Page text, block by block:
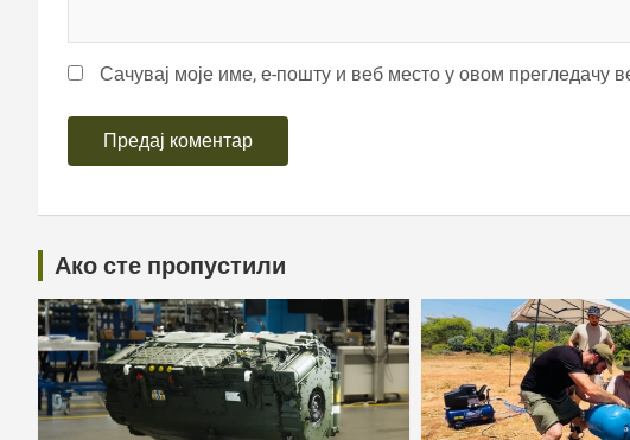
Сачувај моје име, е-пошту и веб место у овом прегледачу
Ако сте пропустили